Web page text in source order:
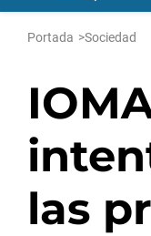
Portada >Sociedad
las